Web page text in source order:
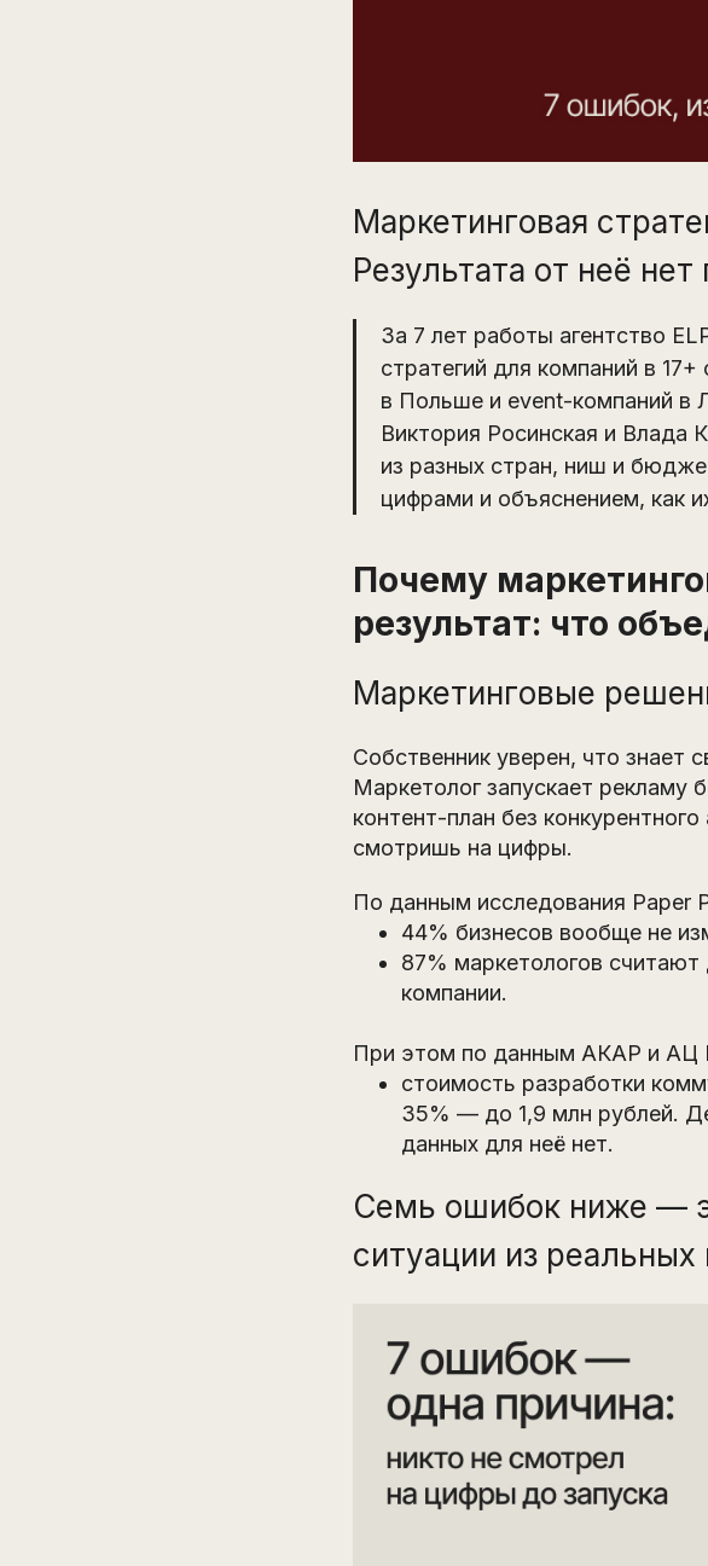
Маркетинговая
Результата от неё
За 7 лет работы агентство
стратегий для компаний в
в Польше и event-компаний в
Виктория Росинская и Влада
из разных стран, ниш и
цифрами и объяснением, как
Почему
результат: что
Маркетинговые
Собственник уверен, что
Маркетолог запускает рекламу
контент-план без
смотришь на цифры.
По данным исследования Paper
44% бизнесов вообще не
87% маркетологов
компании.
При этом по данным АКАР и АЦ
стоимость разработки
35% — до 1,9 млн рублей.
данных для неё нет.
Семь ошибок ниже —
ситуации из